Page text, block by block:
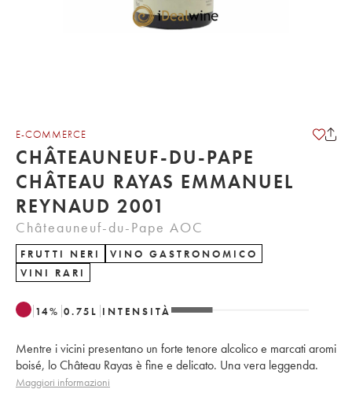
E-COMMERCE
CHÂTEAUNEUF-DU-PAPE
CHÂTEAU RAYAS EMMANUEL
REYNAUD 2001
Châteauneuf-du-Pape AOC
FRUTTI NERI
VINO GASTRONOMICO
VINI RARI
14% 0.75 L INTENSITÀ
Mentre i vicini presentano un forte tenore alcolico e marcati aromi
boisé, lo Château Rayas è fine e delicato. Una vera leggenda.
Maggiori informazioni